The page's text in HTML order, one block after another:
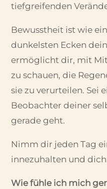
tiefgreifenden
Bewusstheit ist wie
dunkelsten Ecken
ermöglicht dir, mit
zu schauen, die
sie zu verurteilen. Sei
Beobachter deiner
gerade geht.
Nimm dir jeden Tag
innezuhalten und
Wie fühle ich mich